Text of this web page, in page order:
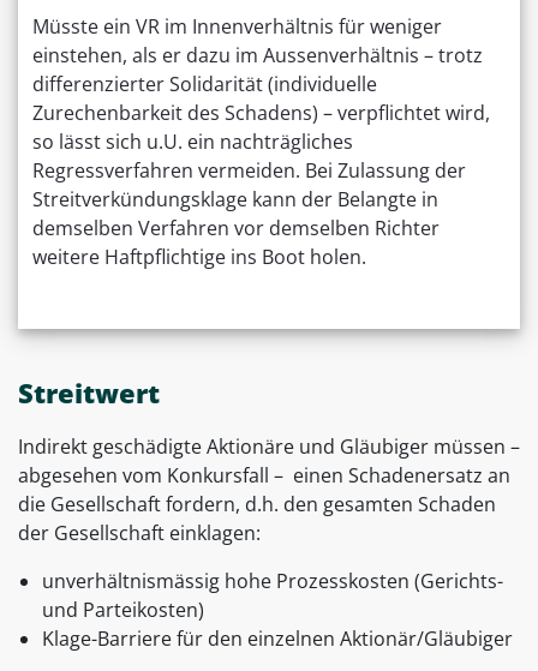
Müsste ein VR im Innenverhältnis für weniger
einstehen, als er dazu im Aussenverhältnis – trotz
differenzierter Solidarität (individuelle
Zurechenbarkeit des Schadens) – verpflichtet wird,
so lässt sich u.U. ein nachträgliches
Regressverfahren vermeiden. Bei Zulassung der
Streitverkündungsklage kann der Belangte in
demselben Verfahren vor demselben Richter
weitere Haftpflichtige ins Boot holen.
Streitwert
Indirekt geschädigte Aktionäre und Gläubiger müssen –
abgesehen vom Konkursfall – einen Schadenersatz an
die Gesellschaft fordern, d.h. den gesamten Schaden
der Gesellschaft einklagen:
unverhältnismässig hohe Prozesskosten (Gerichts-
und Parteikosten)
Klage-Barriere für den einzelnen Aktionär/Gläubiger